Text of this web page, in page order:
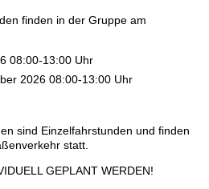
finden in der Gruppe am
08:00-13:00 Uhr
2026 08:00-13:00 Uhr
sind Einzelfahrstunden und finden
statt.
GEPLANT WERDEN!